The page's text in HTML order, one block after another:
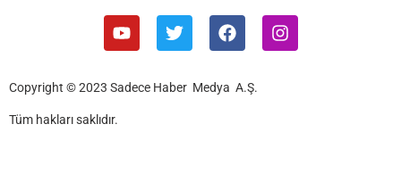
Copyright © 2023 Sadece Haber Medya A.Ş.
Tüm hakları saklıdır.